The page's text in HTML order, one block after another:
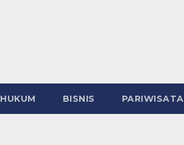
HUKUM BISNIS PARIWISATA